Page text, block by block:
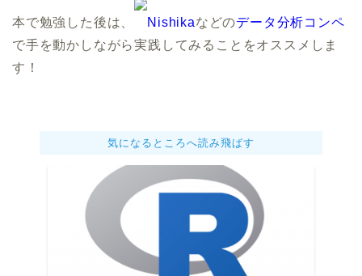
本で勉強した後は、 Nishikaなどのデータ分析コンペ
で手を動かしながら実践してみることをオススメしま
す！
気になるところへ読み飛ばす